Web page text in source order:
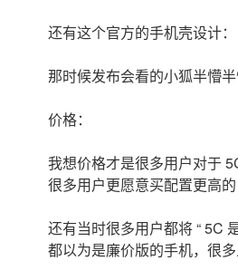
还有这个官方的手机壳设计：
那时候发布会看的小狐半懵半
价格：
我想价格才是很多用户对于
很多用户更愿意买配置更高的
还有当时很多用户都将 “ 5C
都以为是廉价版的手机，很多